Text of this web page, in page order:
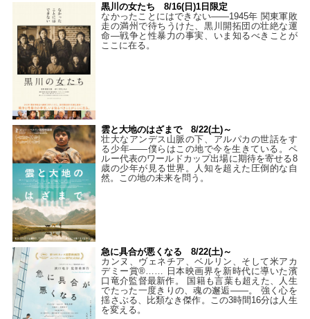
黒川の女たち 8/16(日)1日限定
なかったことにはできない——1945年 関東軍敗
走の満州で待ちうけた、黒川開拓団の壮絶な運
命―戦争と性暴力の事実、いま知るべきことが
ここに在る。
雲と大地のはざまで 8/22(土)～
壮大なアンデス山脈の下、アルパカの世話をす
る少年――僕らはこの地で今を生きている。ペ
ルー代表のワールドカップ出場に期待を寄せる8
歳の少年が見る世界。人知を超えた圧倒的な自
然。この地の未来を問う。
急に具合が悪くなる 8/22(土)～
カンヌ、ヴェネチア、ベルリン、そして米アカ
デミー賞®…… 日本映画界を新時代に導いた濱
口竜介監督最新作。 国籍も言葉も超えた、人生
でたった一度きりの、魂の邂逅――。 強く心を
揺さぶる、比類なき傑作。この3時間16分は人生
を変える。